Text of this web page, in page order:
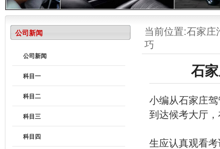
公司新闻
公司新闻
科目一
科目二
科目三
科目四
当前位置:石家庄
巧
石
小编从石家庄
到达候考大厅
生应认真观看